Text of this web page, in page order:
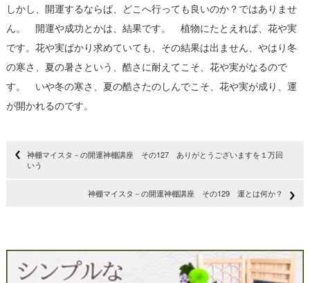
しかし、開運するならば、どこへ行っても良いのか？ではありませ
ん。 開運や成功とかは、結果です。 植物にたとえれば、花や実
です。花や実ばかり求めていても、その結果は出ません、やはり冬
の寒さ、夏の暑さという、酷さに耐えてこそ、花や実がなるので
す。 いや冬の寒さ、夏の酷さたのしんでこそ、花や実が成り、運
が開かれるのです。
神棚マイスタ－の開運神棚講座 その127 ありがとうございますを１万回
いう
神棚マイスタ－の開運神棚講座 その129 運とは何か？